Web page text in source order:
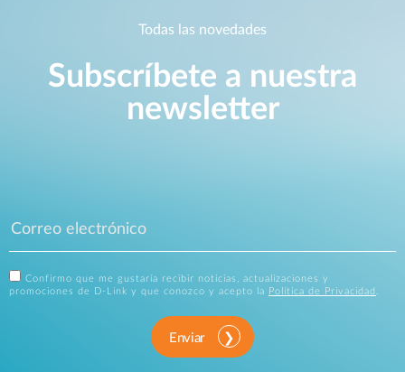
Todas las novedades
Subscríbete a nuestra
newsletter
Confirmo que me gustaría recibir noticias, actualizaciones y
promociones de D-Link y que conozco y acepto la
Política de Privacidad .
Enviar